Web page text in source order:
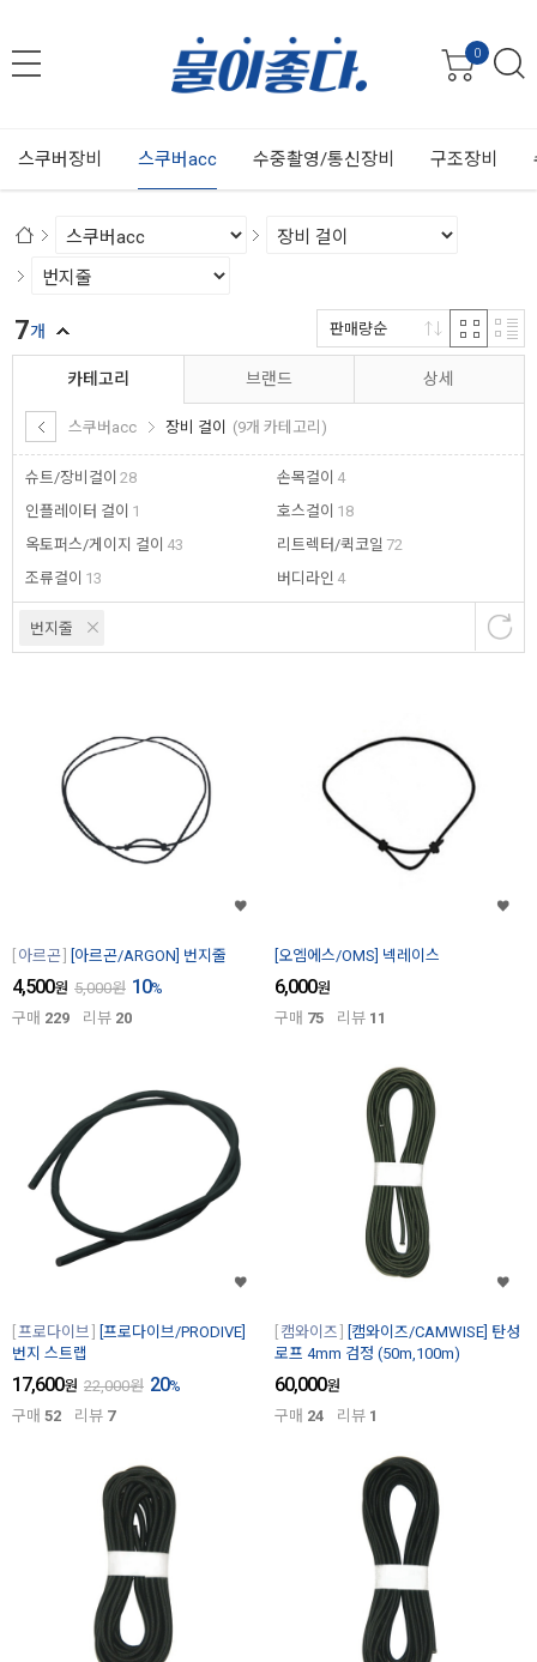
0
스쿠버장비 스쿠버acc 수중촬영/통신장비 구조장비
카테고리
스쿠버acc 장비 걸이 (9개 카테고리)
슈트/장비걸이 28
인플레이터 걸이 1
옥토퍼스/게이지 걸이 43
조류걸이 13
손목걸이 4
호스걸이 18
리트렉터/퀵코일 72
버디라인 4
브랜드 상세
번지줄
7개 판매량순
아르곤 [아르곤/ARGON] 번지줄
4,500원 5,000원 10%
구매 229 리뷰 20
[오엠에스/OMS] 넥레이스
6,000원
구매 75 리뷰 11
프로다이브
[프로다이브/PRODIVE]
번지 스트랩
17,600원 22,000원 20%
구매 52 리뷰 7
캠와이즈
[캠와이즈/CAMWISE] 탄성
로프 4mm 검정 (50m,100m)
60,000원
구매 24 리뷰 1